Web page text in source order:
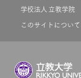
学校法人 立教学院
このサイトについて